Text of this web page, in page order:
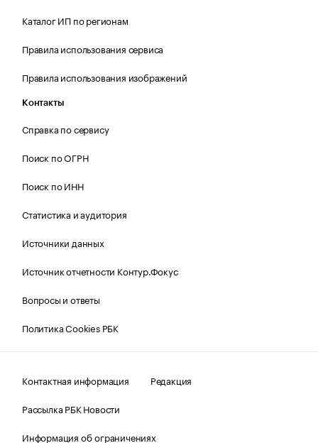
Каталог ИП по регионам
Правила использования сервиса
Правила использования изображений
Контакты
Справка по сервису
Поиск по ОГРН
Поиск по ИНН
Статистика и аудитория
Источники данных
Источник отчетности Контур.Фокус
Вопросы и ответы
Политика Cookies РБК
Контактная информация
Редакция
Рассылка РБК Новости
Информация об ограничениях